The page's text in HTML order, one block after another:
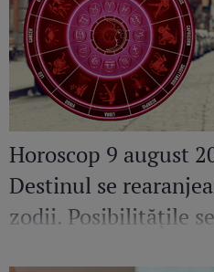
Horoscop 9 august
Destinul se
zodii. Posibilitățile